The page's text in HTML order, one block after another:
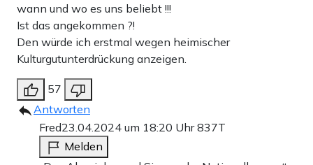
wann und wo es uns beliebt !!!
Ist das angekommen ?!
Den würde ich erstmal wegen heimischer
Kulturgutunterdrückung anzeigen.
57
Antworten
Fred23.04.2024 um 18:20 Uhr837T
Melden